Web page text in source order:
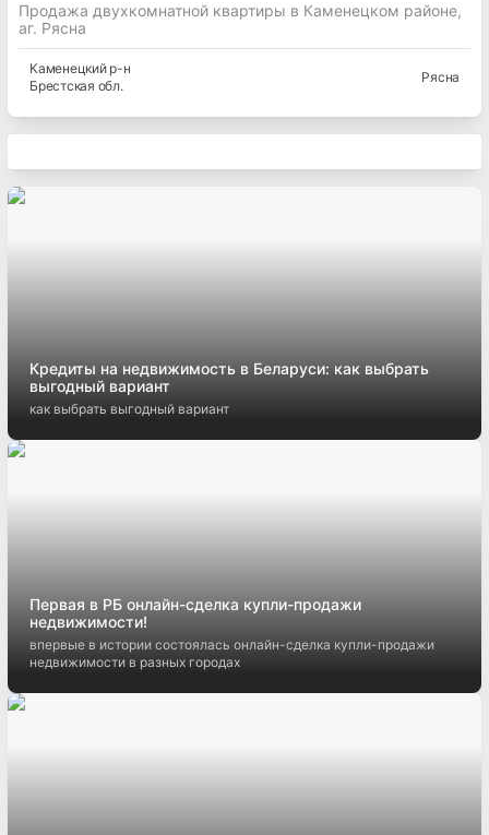
Продажа двухкомнатной квартиры в Каменецком районе,
аг. Рясна
Каменецкий р-н
Брестская обл.
Рясна
Кредиты на недвижимость в Беларуси: как выбрать
выгодный вариант
как выбрать выгодный вариант
Первая в РБ онлайн-сделка купли-продажи
недвижимости!
впервые в истории состоялась онлайн-сделка купли-продажи
недвижимости в разных городах